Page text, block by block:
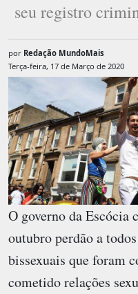
seu registro
por Redação MundoMais
Terça-feira, 17 de Março de 2020
O governo da Escócia
outubro perdão a
bissexuais que foram
cometido relações